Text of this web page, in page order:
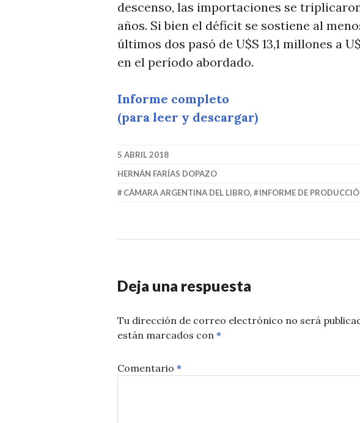
descenso, las importaciones se
años. Si bien el déficit se sostiene al
últimos dos pasó de U$S 13,1 millones a
en el período abordado.
Informe completo
(para leer y descargar)
5 ABRIL 2018
HERNÁN FARÍAS DOPAZO
CÁMARA ARGENTINA DEL LIBRO, INFORME DE
Deja una respuesta
Tu dirección de correo electrónico no será
están marcados con *
Comentario *